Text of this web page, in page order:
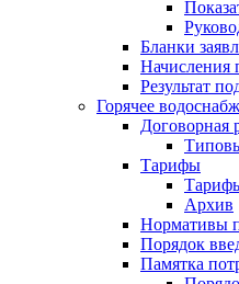
Бланки
Начисления
Результат
Горячее
Договорная
Тарифы
Архив
Нормативы
Порядок
Памятка